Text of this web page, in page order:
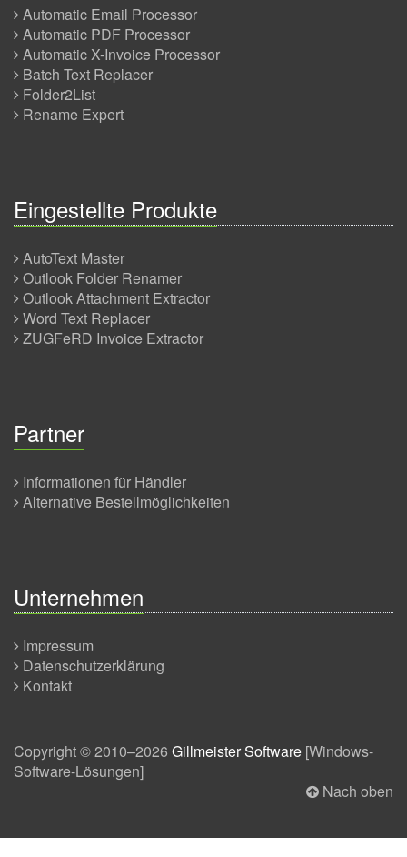
Automatic Email Processor
Automatic PDF Processor
Automatic X-Invoice Processor
Batch Text Replacer
Folder2List
Rename Expert
Eingestellte Produkte
AutoText Master
Outlook Folder Renamer
Outlook Attachment Extractor
Word Text Replacer
ZUGFeRD Invoice Extractor
Partner
Informationen für Händler
Alternative Bestellmöglichkeiten
Unternehmen
Impressum
Datenschutzerklärung
Kontakt
Copyright © 2010–2026 Gillmeister Software [Windows-
Software-Lösungen]
Nach oben